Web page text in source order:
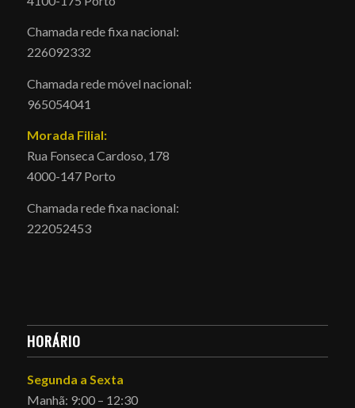
Chamada rede fixa nacional:
226092332
Chamada rede móvel nacional:
965054041
Morada Filial:
Rua Fonseca Cardoso, 178
4000-147 Porto
Chamada rede fixa nacional:
222052453
HORÁRIO
Segunda a Sexta
Manhã: 9:00 – 12:30